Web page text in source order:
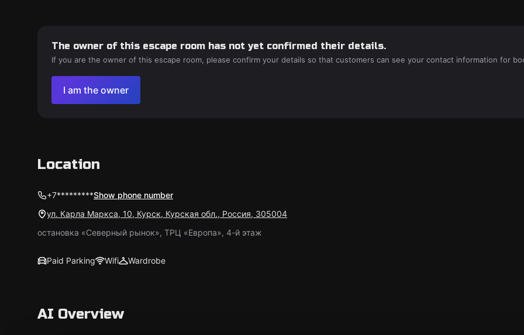
The owner of this escape room has not yet confirmed their details.
If you are the owner of this escape room, please confirm your details so that customers can see your contact information for
I am the owner
Location
+7*********Show phone number
ул. Карла Маркса, 10, Курск, Курская обл., Россия, 305004
остановка «​​Северный рынок», ТРЦ «Европа», 4-й этаж
Paid Parking Wifi Wardrobe
AI Overview